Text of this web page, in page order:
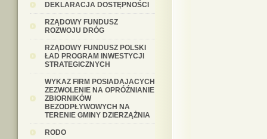
DEKLARACJA DOSTĘPNOŚCI
RZĄDOWY FUNDUSZ
ROZWOJU DRÓG
RZĄDOWY FUNDUSZ POLSKI
ŁAD PROGRAM INWESTYCJI
STRATEGICZNYCH
WYKAZ FIRM POSIADAJACYCH
ZEZWOLENIE NA OPRÓŹNIANIE
ZBIORNIKÓW
BEZODPŁYWOWYCH NA
TERENIE GMINY DZIERZĄŻNIA
RODO